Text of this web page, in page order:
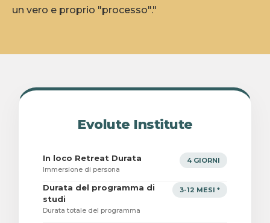
un vero e proprio "processo"."
Evolute Institute
In loco Retreat Durata
Immersione di persona
4 GIORNI
Durata del programma di
studi
Durata totale del programma
3-12 MESI *